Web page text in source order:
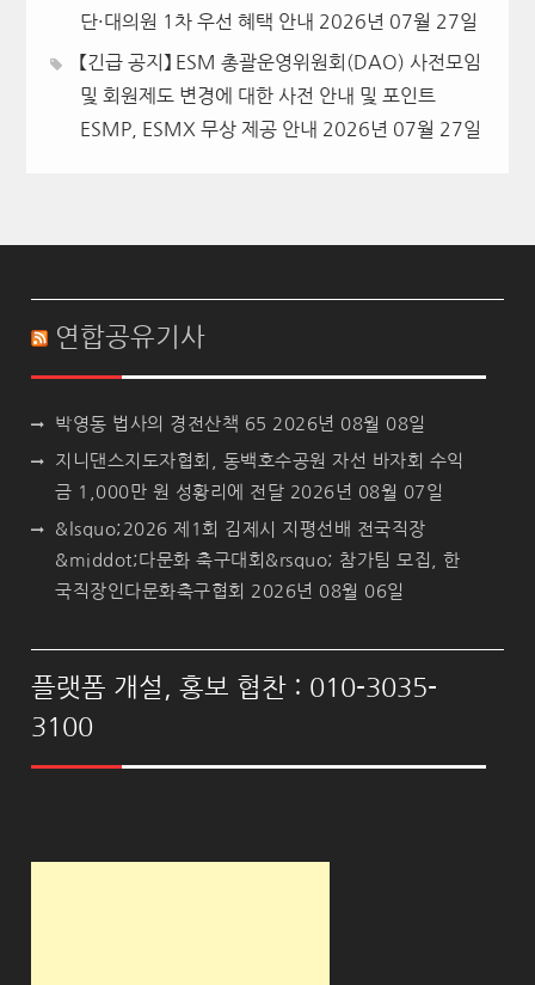
단·대의원 1차 우선 혜택 안내 2026년 07월 27일
【긴급 공지】 ESM 총괄운영위원회(DAO) 사전모임
및 회원제도 변경에 대한 사전 안내 및 포인트
ESMP, ESMX 무상 제공 안내 2026년 07월 27일
연합공유기사
박영동 법사의 경전산책 65 2026년 08월 08일
지니댄스지도자협회, 동백호수공원 자선 바자회 수익
금 1,000만 원 성황리에 전달 2026년 08월 07일
&lsquo;2026 제1회 김제시 지평선배 전국직장
&middot;다문화 축구대회&rsquo; 참가팀 모집, 한
국직장인다문화축구협회 2026년 08월 06일
플랫폼 개설, 홍보 협찬 : 010-3035-
3100